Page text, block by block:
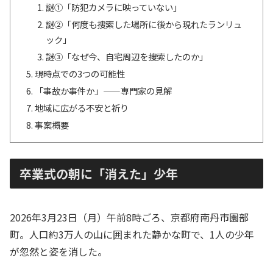
謎①「防犯カメラに映っていない」
謎②「何度も捜索した場所に後から現れたランリュ
ック」
謎③「なぜ今、自宅周辺を捜索したのか」
現時点での3つの可能性
「事故か事件か」——専門家の見解
地域に広がる不安と祈り
事案概要
卒業式の朝に「消えた」少年
2026年3月23日（月）午前8時ごろ、京都府南丹市園部
町。人口約3万人の山に囲まれた静かな町で、1人の少年
が忽然と姿を消した。